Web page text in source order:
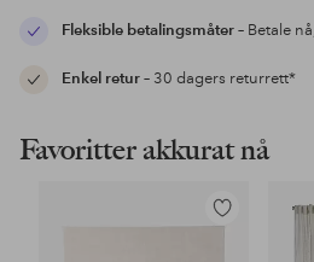
Fleksible betalingsmåter– Betale
Enkel retur– 30 dagers returrett*
Favoritter akkurat nå
Legg